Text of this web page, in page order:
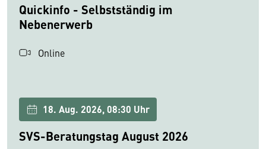
Quickinfo - Selbstständig im
Nebenerwerb
Online
18. Aug. 2026, 08:30 Uhr
SVS-Beratungstag August 2026